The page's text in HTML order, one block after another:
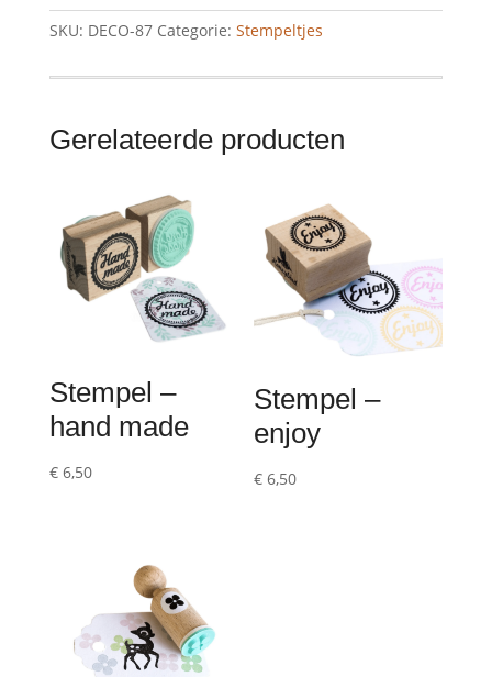
nice
(vierkant)
SKU: DECO-87 Categorie: Stempeltjes
Gerelateerde producten
Stempel –
hand made
€6,50
Stempel –
enjoy
€ 6,50